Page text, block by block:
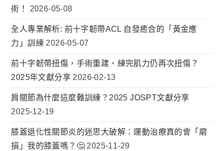
術！
2026-05-08
全人專業解析: 前十字韌帶ACL 自發癒合的「黃金應
力」訓練 2026-05-07
前十字韌帶扭傷，手術重建、練完肌力仍再次扭傷？
2025年文獻分享 2026-02-13
肩關節為什麼這麼難訓練？2025 JOSPT文獻分享
2025-12-19
膝蓋退化性關節炎的迷思大破解：運動治療真的會「磨
損」我的膝蓋嗎？🤔 2025-11-29